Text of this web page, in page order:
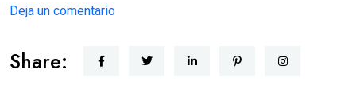
Deja un comentario
Share: